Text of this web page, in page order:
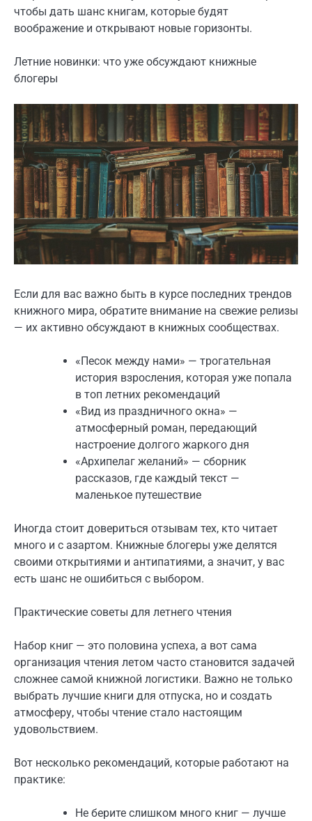
чтобы дать шанс книгам, которые будят
воображение и открывают новые горизонты.
Летние новинки: что уже обсуждают книжные
блогеры
Если для вас важно быть в курсе последних трендов
книжного мира, обратите внимание на свежие релизы
— их активно обсуждают в книжных сообществах.
«Песок между нами» — трогательная
история взросления, которая уже попала
в топ летних рекомендаций
«Вид из праздничного окна» —
атмосферный роман, передающий
настроение долгого жаркого дня
«Архипелаг желаний» — сборник
рассказов, где каждый текст —
маленькое путешествие
Иногда стоит довериться отзывам тех, кто читает
много и с азартом. Книжные блогеры уже делятся
своими открытиями и антипатиями, а значит, у вас
есть шанс не ошибиться с выбором.
Практические советы для летнего чтения
Набор книг — это половина успеха, а вот сама
организация чтения летом часто становится задачей
сложнее самой книжной логистики. Важно не только
выбрать лучшие книги для отпуска, но и создать
атмосферу, чтобы чтение стало настоящим
удовольствием.
Вот несколько рекомендаций, которые работают на
практике:
Не берите слишком много книг — лучше